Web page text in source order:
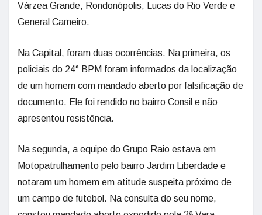
Várzea Grande, Rondonópolis, Lucas do Rio Verde e
General Carneiro.
Na Capital, foram duas ocorrências. Na primeira, os
policiais do 24° BPM foram informados da localização
de um homem com mandado aberto por falsificação de
documento. Ele foi rendido no bairro Consil e não
apresentou resistência.
Na segunda, a equipe do Grupo Raio estava em
Motopatrulhamento pelo bairro Jardim Liberdade e
notaram um homem em atitude suspeita próximo de
um campo de futebol. Na consulta do seu nome,